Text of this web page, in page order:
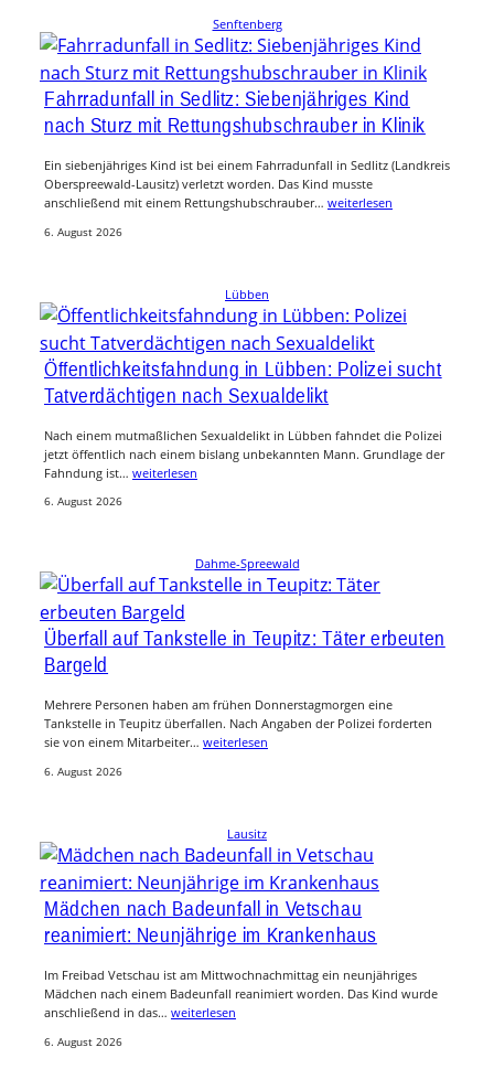
Senftenberg
Fahrradunfall in Sedlitz: Siebenjähriges Kind
nach Sturz mit Rettungshubschrauber in Klinik
Ein siebenjähriges Kind ist bei einem Fahrradunfall in Sedlitz (Landkreis
Oberspreewald-Lausitz) verletzt worden. Das Kind musste
anschließend mit einem Rettungshubschrauber… weiterlesen
6. August 2026
Lübben
Öffentlichkeitsfahndung in Lübben: Polizei sucht
Tatverdächtigen nach Sexualdelikt
Nach einem mutmaßlichen Sexualdelikt in Lübben fahndet die Polizei
jetzt öffentlich nach einem bislang unbekannten Mann. Grundlage der
Fahndung ist… weiterlesen
6. August 2026
Dahme-Spreewald
Überfall auf Tankstelle in Teupitz: Täter erbeuten
Bargeld
Mehrere Personen haben am frühen Donnerstagmorgen eine
Tankstelle in Teupitz überfallen. Nach Angaben der Polizei forderten
sie von einem Mitarbeiter… weiterlesen
6. August 2026
Lausitz
Mädchen nach Badeunfall in Vetschau
reanimiert: Neunjährige im Krankenhaus
Im Freibad Vetschau ist am Mittwochnachmittag ein neunjähriges
Mädchen nach einem Badeunfall reanimiert worden. Das Kind wurde
anschließend in das… weiterlesen
6. August 2026